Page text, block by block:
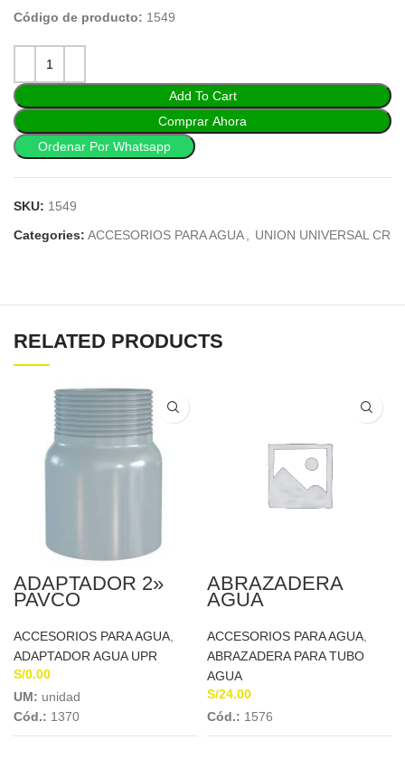
Código de producto: 1549
Add To Cart
Comprar Ahora
Ordenar Por Whatsapp
SKU: 1549
Categories: ACCESORIOS PARA AGUA UNION UNIVERSAL CR
RELATED PRODUCTS
ADAPTADOR 2»
PAVCO
ACCESORIOS PARA AGUA
ADAPTADOR AGUA UPR
S/0.00
UM: unidad
Cód.: 1370
ABRAZADERA
AGUA
PVC 4″ A 3/4
ACCESORIOS PARA AGUA
ABRAZADERA PARA TUBO
AGUA
S/24.00
Cód.: 1576